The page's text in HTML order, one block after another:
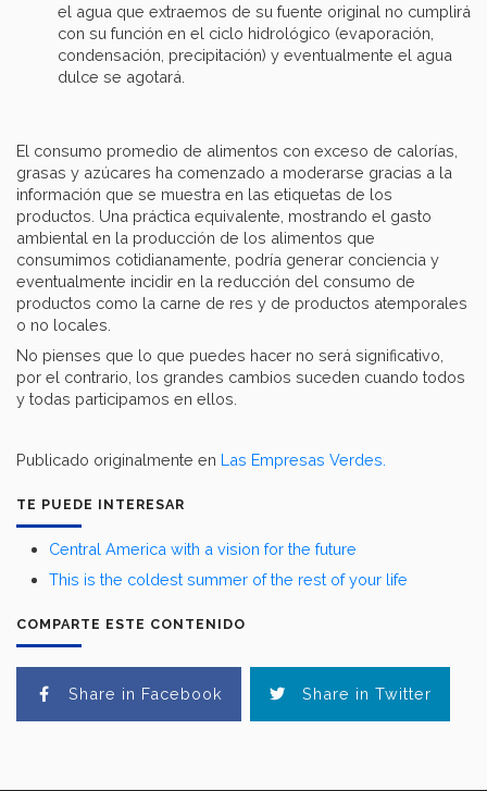
TE PUEDE INTERESAR
Central America with a vision for the future
This is the coldest summer of the rest of your life
COMPARTE ESTE CONTENIDO
Share in Facebook Share in Twitter
el agua que extraemos de su fuente original no cumplirá
con su función en el ciclo hidrológico (evaporación,
condensación, precipitación) y eventualmente el agua
dulce se agotará.
El consumo promedio de alimentos con exceso de calorías,
grasas y azúcares ha comenzado a moderarse gracias a la
información que se muestra en las etiquetas de los
productos. Una práctica equivalente, mostrando el gasto
ambiental en la producción de los alimentos que
consumimos cotidianamente, podría generar conciencia y
eventualmente incidir en la reducción del consumo de
productos como la carne de res y de productos atemporales
o no locales.
No pienses que lo que puedes hacer no será significativo,
por el contrario, los grandes cambios suceden cuando todos
y todas participamos en ellos.
Publicado originalmente en Las Empresas Verdes.